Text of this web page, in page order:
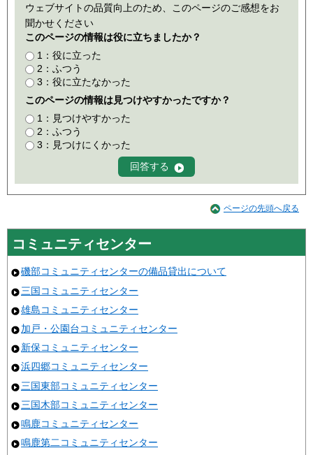
ウェブサイトの品質向上のため、このページのご感想をお
聞かせください
このページの情報は役に立ちましたか？
1：役に立った
2：ふつう
3：役に立たなかった
このページの情報は見つけやすかったですか？
1：見つけやすかった
2：ふつう
3：見つけにくかった
ページの先頭へ戻る
コミュニティセンター
磯部コミュニティセンターの備品貸出について
三国コミュニティセンター
雄島コミュニティセンター
加戸・公園台コミュニティセンター
新保コミュニティセンター
浜四郷コミュニティセンター
三国東部コミュニティセンター
三国木部コミュニティセンター
鳴鹿コミュニティセンター
鳴鹿第二コミュニティセンター